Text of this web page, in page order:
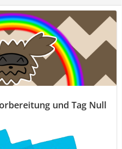
und Tag Null